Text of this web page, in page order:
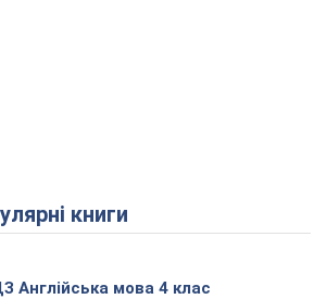
книги
Англійська мова 4 клас